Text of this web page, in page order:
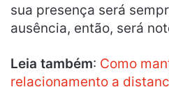
sua presença será
ausência, então, será
Leia também: Como
relacionamento a